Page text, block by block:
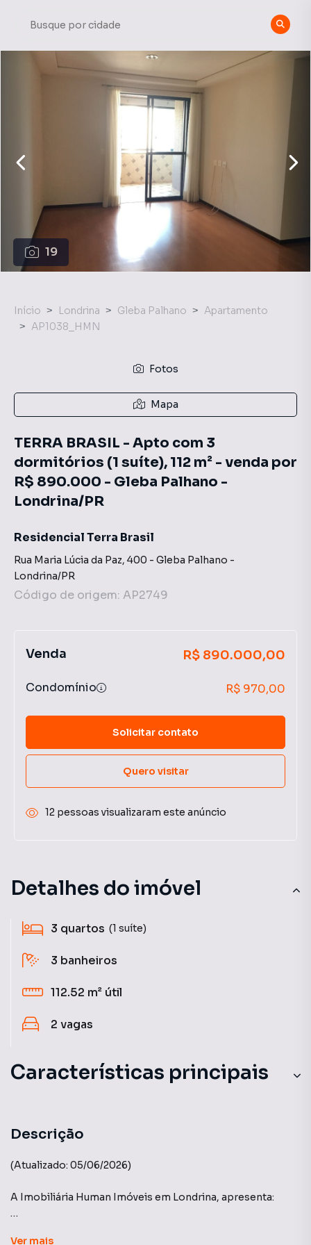
19
Detalhes do imóvel
3 quartos (1 suíte)
3 banheiros
112.52 m² útil
2 vagas
Características principais
Descrição
(Atualizado: 05/06/2026)
A Imobiliária Human Imóveis em Londrina, apresenta:
Ver mais
Início Londrina Gleba Palhano
Apartamento
AP1038_HMN
Fotos
Mapa
TERRA BRASIL - Apto com 3
dormitórios (1 suíte), 112 m² - venda por
R$ 890.000 - Gleba Palhano -
Londrina/PR
Residencial Terra Brasil
Rua Maria Lúcia da Paz, 400 - Gleba Palhano -
Londrina/PR
Código de origem: AP2749
Venda R$ 890.000,00
Condomínio R$ 970,00
Solicitar contato
Quero visitar
12 pessoas visualizaram este anúncio